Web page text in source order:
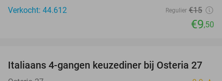
Verkocht: 44.612
Regulier €15
€9,50
41%
Italiaans 4-gangen keuzediner bij Osteria 27